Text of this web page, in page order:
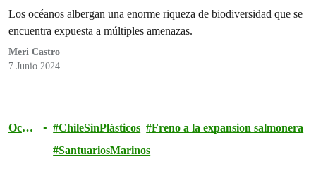
Los océanos albergan una enorme riqueza de biodiversidad que se
encuentra expuesta a múltiples amenazas.
Meri Castro
7 Junio 2024
Ocea
ChileSinPlásticos
Freno a la expansion salmonera
SantuariosMarinos